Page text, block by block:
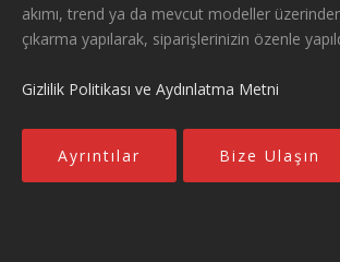
akımı, trend ya da mevcut modeller
çıkarma yapılarak, siparişlerinizin özenle
Gizlilik Politikası ve Aydınlatma Metni
Ayrıntılar Bize Ulaşın